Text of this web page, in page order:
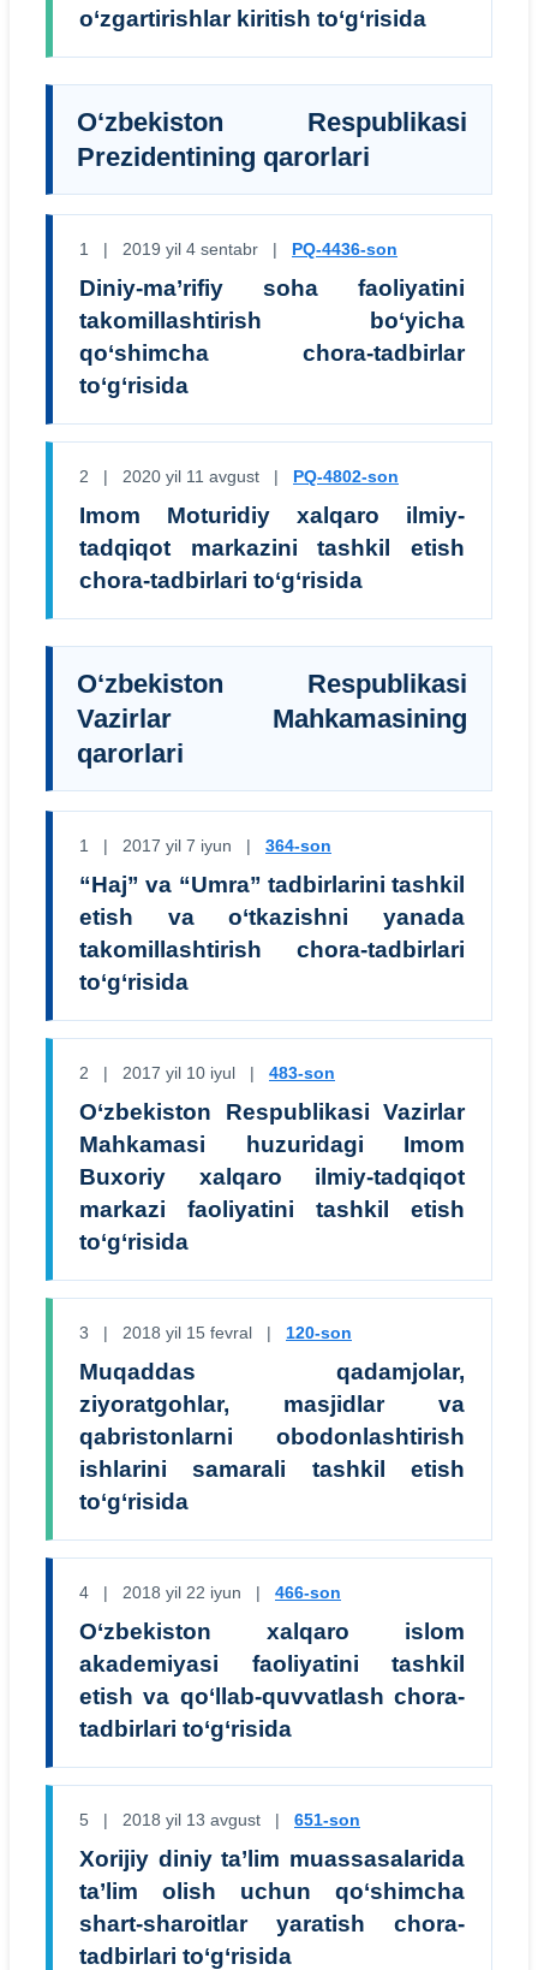
o‘zgartirishlar kiritish to‘g‘risida
O‘zbekiston Respublikasi
Prezidentining qarorlari
1 | 2019 yil 4 sentabr | PQ-4436-son
Diniy-ma’rifiy soha faoliyatini
takomillashtirish bo‘yicha
qo‘shimcha chora-tadbirlar
to‘g‘risida
2 | 2020 yil 11 avgust | PQ-4802-son
Imom Moturidiy xalqaro ilmiy-
tadqiqot markazini tashkil etish
chora-tadbirlari to‘g‘risida
O‘zbekiston Respublikasi
Vazirlar Mahkamasining
qarorlari
1 | 2017 yil 7 iyun | 364-son
“Haj” va “Umra” tadbirlarini tashkil
etish va o‘tkazishni yanada
takomillashtirish chora-tadbirlari
to‘g‘risida
2 | 2017 yil 10 iyul | 483-son
O‘zbekiston Respublikasi Vazirlar
Mahkamasi huzuridagi Imom
Buxoriy xalqaro ilmiy-tadqiqot
markazi faoliyatini tashkil etish
to‘g‘risida
3 | 2018 yil 15 fevral | 120-son
Muqaddas qadamjolar,
ziyoratgohlar, masjidlar va
qabristonlarni obodonlashtirish
ishlarini samarali tashkil etish
to‘g‘risida
4 | 2018 yil 22 iyun | 466-son
O‘zbekiston xalqaro islom
akademiyasi faoliyatini tashkil
etish va qo‘llab-quvvatlash chora-
tadbirlari to‘g‘risida
5 | 2018 yil 13 avgust | 651-son
Xorijiy diniy ta’lim muassasalarida
ta’lim olish uchun qo‘shimcha
shart-sharoitlar yaratish chora-
tadbirlari to‘g‘risida